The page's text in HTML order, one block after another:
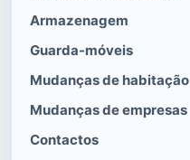
Armazenagem
Guarda-móveis
Mudanças de habitação
Mudanças de empresas
Contactos